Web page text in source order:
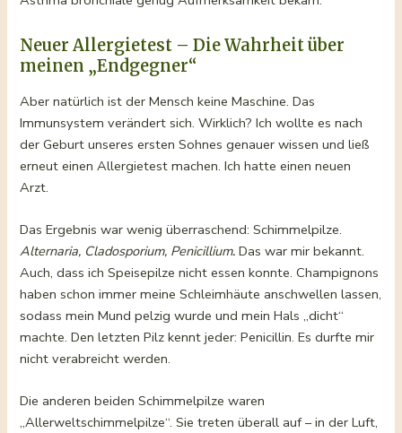
Neuer Allergietest – Die Wahrheit über
meinen „Endgegner“
Aber natürlich ist der Mensch keine Maschine. Das
Immunsystem verändert sich. Wirklich? Ich wollte es nach
der Geburt unseres ersten Sohnes genauer wissen und ließ
erneut einen Allergietest machen. Ich hatte einen neuen
Arzt.
Das Ergebnis war wenig überraschend: Schimmelpilze.
Alternaria, Cladosporium, Penicillium. Das war mir bekannt.
Auch, dass ich Speisepilze nicht essen konnte. Champignons
haben schon immer meine Schleimhäute anschwellen lassen,
sodass mein Mund pelzig wurde und mein Hals „dicht“
machte. Den letzten Pilz kennt jeder: Penicillin. Es durfte mir
nicht verabreicht werden.
Die anderen beiden Schimmelpilze waren
„Allerweltschimmelpilze“. Sie treten überall auf – in der Luft,